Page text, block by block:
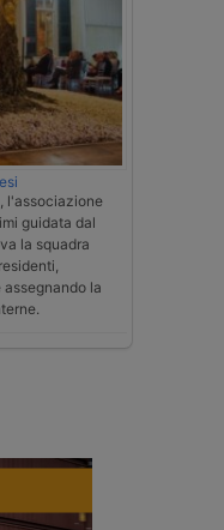
l'associazione
guidata dal
la squadra
la